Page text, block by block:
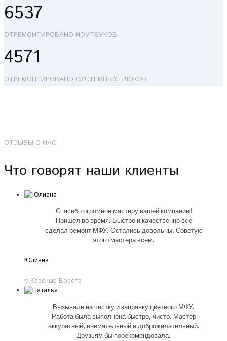
6537
ОТРЕМОНТИРОВАНО НОУТБУКОВ
4571
ОТРЕМОНТИРОВАНО СИСТЕМНЫХ БЛОКОВ
ОТЗЫВЫ О НАС
Что говорят наши клиенты
Спасибо огромное мастеру вашей компании!
Пришел во время. Быстро и качественно все
сделал ремонт МФУ. Остались довольны. Советую
этого мастера всем.
Юлиана
м.Красные Ворота
Вызывали на чистку и заправку цветного МФУ.
Работа была выполнена быстро, чисто. Мастер
аккуратный, внимательный и доброжелательный.
Друзьям бы порекомендовала.